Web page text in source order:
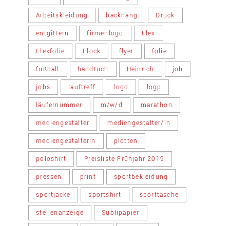
Arbeitskleidung backnang Druck
entgittern firmenlogo Flex
Flexfolie Flock flyer folie
fußball handtuch Heinrich job
jobs lauftreff logo logp
läufernummer m/w/d marathon
mediengestalter mediengestalter/in
mediengestalterin plotten
poloshirt Preisliste Frühjahr 2019
pressen print sportbekleidung
sportjacke sportshirt sporttasche
stellenanzeige Sublipapier